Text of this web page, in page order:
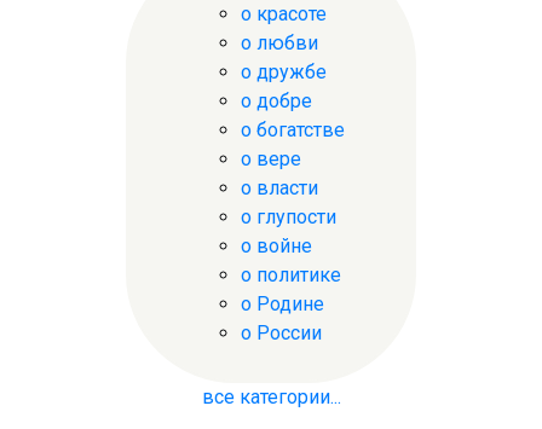
о красоте
о любви
о дружбе
о добре
о богатстве
о вере
о власти
о глупости
о войне
о политике
о Родине
о России
все категории...